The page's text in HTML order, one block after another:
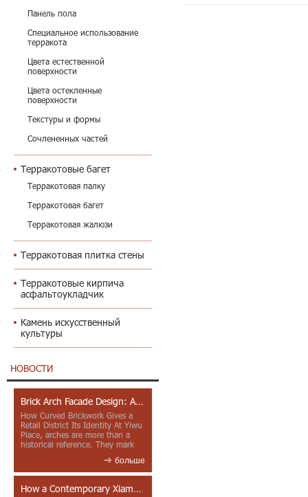
Панель пола
Специальное использование
терракота
Цвета естественной
поверхности
Цвета остекленные
поверхности
Текстуры и формы
Сочлененных частей
Терракотовые багет
Терракотовая палку
Терракотовая багет
Терракотовая жалюзи
Терракотовая плитка стены
Терракотовые кирпича
асфальтоукладчик
Камень искусственный
культуры
НОВОСТИ
Brick Arch Facade Design: A Closer Look at Yiwu Place
How Curved Brickwork Gives a
Retail District Its Identity At Yiwu
Place, arches are more than a
historical reference. They mark
больше
How a Contemporary Xiamen Project Reframes Minnan Red Brick